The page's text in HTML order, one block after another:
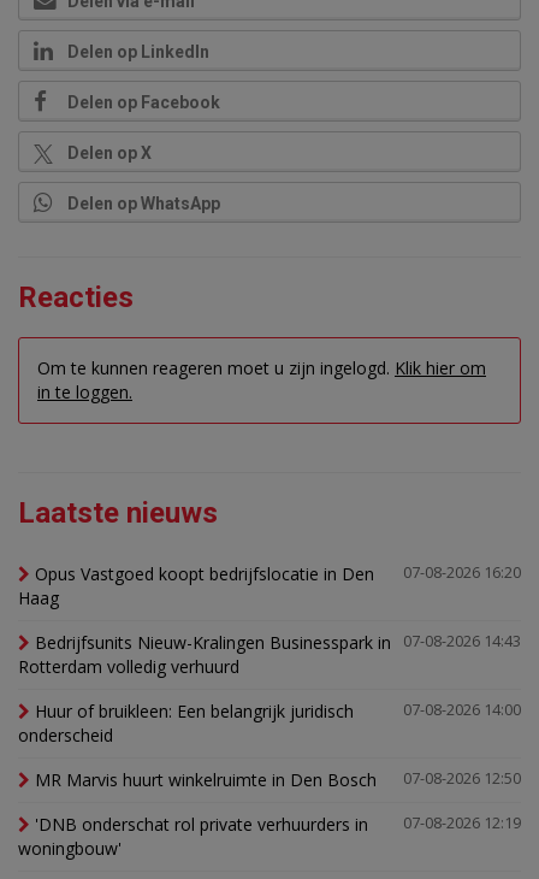
Delen op LinkedIn
Delen op Facebook
Delen op X
Delen op WhatsApp
Reacties
Om te kunnen reageren moet u zijn ingelogd. Klik hier om
in te loggen.
Laatste nieuws
07-08-2026 16:20
Opus Vastgoed koopt bedrijfslocatie in Den
Haag
07-08-2026 14:43
Bedrijfsunits Nieuw-Kralingen Businesspark in
Rotterdam volledig verhuurd
07-08-2026 14:00
Huur of bruikleen: Een belangrijk juridisch
onderscheid
07-08-2026 12:50
MR Marvis huurt winkelruimte in Den Bosch
07-08-2026 12:19
'DNB onderschat rol private verhuurders in
woningbouw'